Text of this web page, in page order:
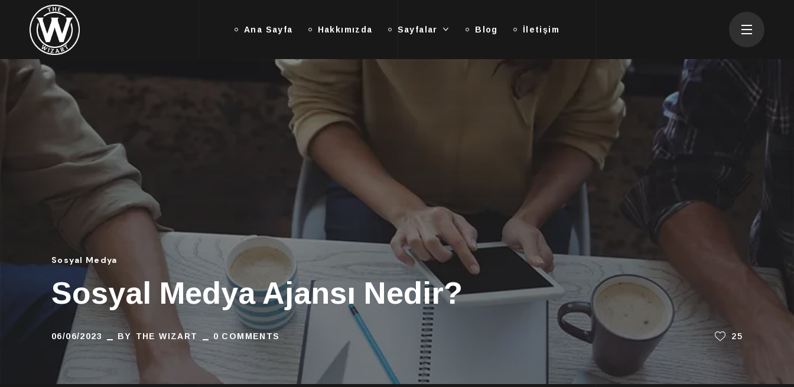
Ana Sayfa Hakkımızda Sayfalar Blog İletişim
Sosyal Medya
Sosyal Medya Ajansı Nedir?
06/06/2023 BY THE WIZART 0 COMMENTS 25